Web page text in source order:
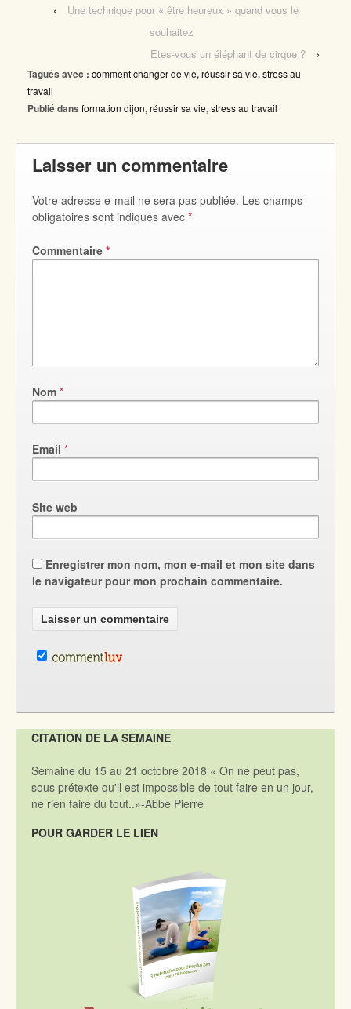
‹
Une technique pour « être heureux » quand vous le
souhaitez
Etes-vous un éléphant de cirque ?
›
Tagués avec : comment changer de vie,réussir sa vie,stress au
travail
Publié dans formation dijon,réussir sa vie,stress au travail
Laisser un commentaire
Votre adresse e-mail ne sera pas publiée. Les champs
obligatoires sont indiqués avec *
Commentaire *
Nom *
Email *
Site web
Enregistrer mon nom, mon e-mail et mon site dans
le navigateur pour mon prochain commentaire.
CITATION DE LA SEMAINE
Semaine du 15 au 21 octobre 2018 « On ne peut pas,
sous prétexte qu'il est impossible de tout faire en un jour,
ne rien faire du tout..»-Abbé Pierre
POUR GARDER LE LIEN